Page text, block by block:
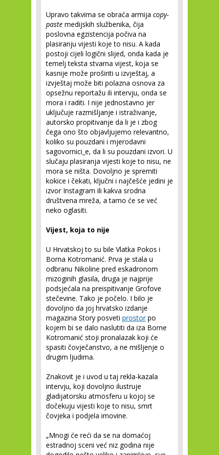
Upravo takvima se obraća armija copy-
paste medijskih službenika, čija
poslovna egzistencija počiva na
plasiranju vijesti koje to nisu. A kada
postoji cijeli logični slijed, onda kada je
temelj teksta stvarna vijest, koja se
kasnije može proširiti u izvještaj, a
izvještaj može biti polazna osnova za
opsežnu reportažu ili intervju, onda se
mora i raditi. I nije jednostavno jer
uključuje razmišljanje i istraživanje,
autorsko propitivanje da li je i zbog
čega ono što objavljujemo relevantno,
koliko su pouzdani i mjerodavni
sagovornici_e, da li su pouzdani izvori. U
slučaju plasiranja vijesti koje to nisu, ne
mora se ništa. Dovoljno je spremiti
kokice i čekati, ključni i najčešće jedini je
izvor Instagram ili kakva srodna
društvena mreža, a tamo će se već
neko oglasiti.
Vijest, koja to nije
U Hrvatskoj to su bile Vlatka Pokos i
Borna Kotromanić. Prva je stala u
odbranu Nikoline pred eskadronom
mizoginih glasila, druga je najprije
podsjećala na preispitivanje Grofove
stečevine. Tako je počelo. I bilo je
dovoljno da joj hrvatsko izdanje
magazina Story posveti prostorpo
kojem bi se dalo naslutiti da iza Borne
Kotromanić stoji pronalazak koji će
spasiti čovječanstvo, a ne mišljenje o
drugim ljudima.
Znakovit je i uvod u taj rekla-kazala
intervju, koji dovoljno ilustruje
gladijatorsku atmosferu u kojoj se
dočekuju vijesti koje to nisu, smrt
čovjeka i podjela imovine.
„Mnogi će reći da se na domaćoj
estradnoj sceni već niz godina nije